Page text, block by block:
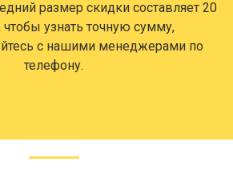
размер скидки составляет 20
чтобы узнать точную сумму,
с нашими менеджерами по
телефону.